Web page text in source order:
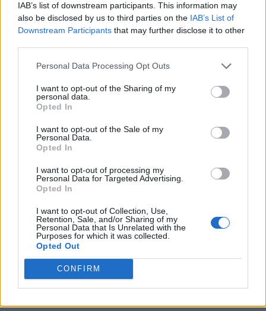
IAB’s list of downstream participants. This information may
also be disclosed by us to third parties on the IAB’s List of
Downstream Participants that may further disclose it to other
Personal Data Processing Opt Outs
I want to opt-out of the Sharing of my
personal data.
Opted In
I want to opt-out of the Sale of my
Personal Data.
Opted In
I want to opt-out of processing my
Personal Data for Targeted Advertising.
Opted In
I want to opt-out of Collection, Use,
Retention, Sale, and/or Sharing of my
Personal Data that Is Unrelated with the
Purposes for which it was collected.
Opted Out
CONFIRM